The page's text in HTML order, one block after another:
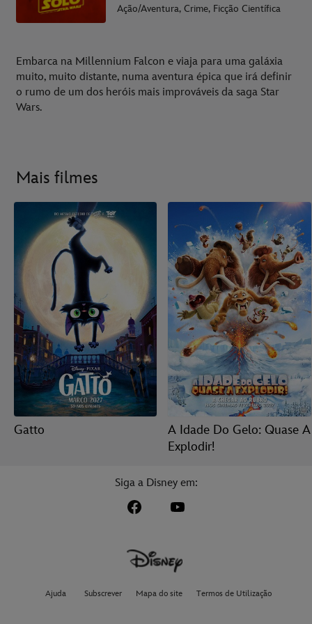
Ação/Aventura, Crime, Ficção Científica
Embarca na Millennium Falcon e viaja para uma galáxia
muito, muito distante, numa aventura épica que irá definir
o rumo de um dos heróis mais improváveis da saga Star
Wars.
Mais filmes
Gatto
A Idade Do Gelo: Quase A
Explodir!
Siga a Disney em:
Ajuda Subscrever Mapa do site Termos de Utilização